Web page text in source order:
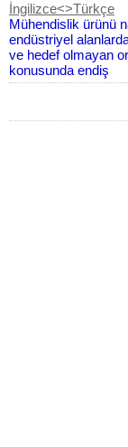
İngilizce<>Türkçe
Mühendislik ürünü
endüstriyel
ve hedef olmayan
konusunda endiş
The only possible